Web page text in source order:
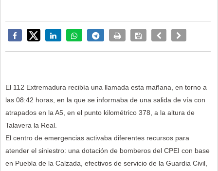
El 112 Extremadura recibía una llamada esta mañana, en torno a
las 08:42 horas, en la que se informaba de una salida de vía con
atrapados en la A5, en el punto kilométrico 378, a la altura de
Talavera la Real.
El centro de emergencias activaba diferentes recursos para
atender el siniestro: una dotación de bomberos del CPEI con base
en Puebla de la Calzada, efectivos de servicio de la Guardia Civil,